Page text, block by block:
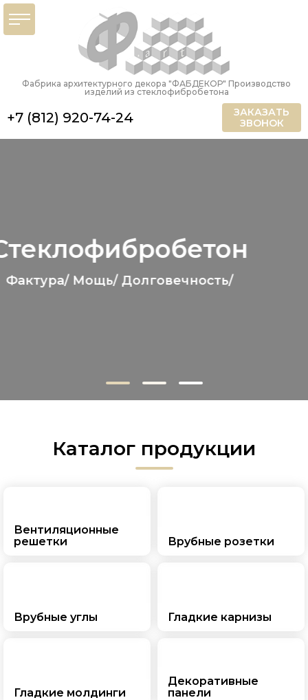
Фабрика архитектурного декора "ФАБДЕКОР" Производство
изделий из стеклофибробетона
+7 (812) 920-74-24
ЗАКАЗАТЬ
ЗВОНОК
гипса
Эксклюзивность/ Надежность/
Каталог продукции
Вентиляционные
решетки
Врубные розетки
Врубные углы Гладкие карнизы
Гладкие молдинги
Декоративные
панели